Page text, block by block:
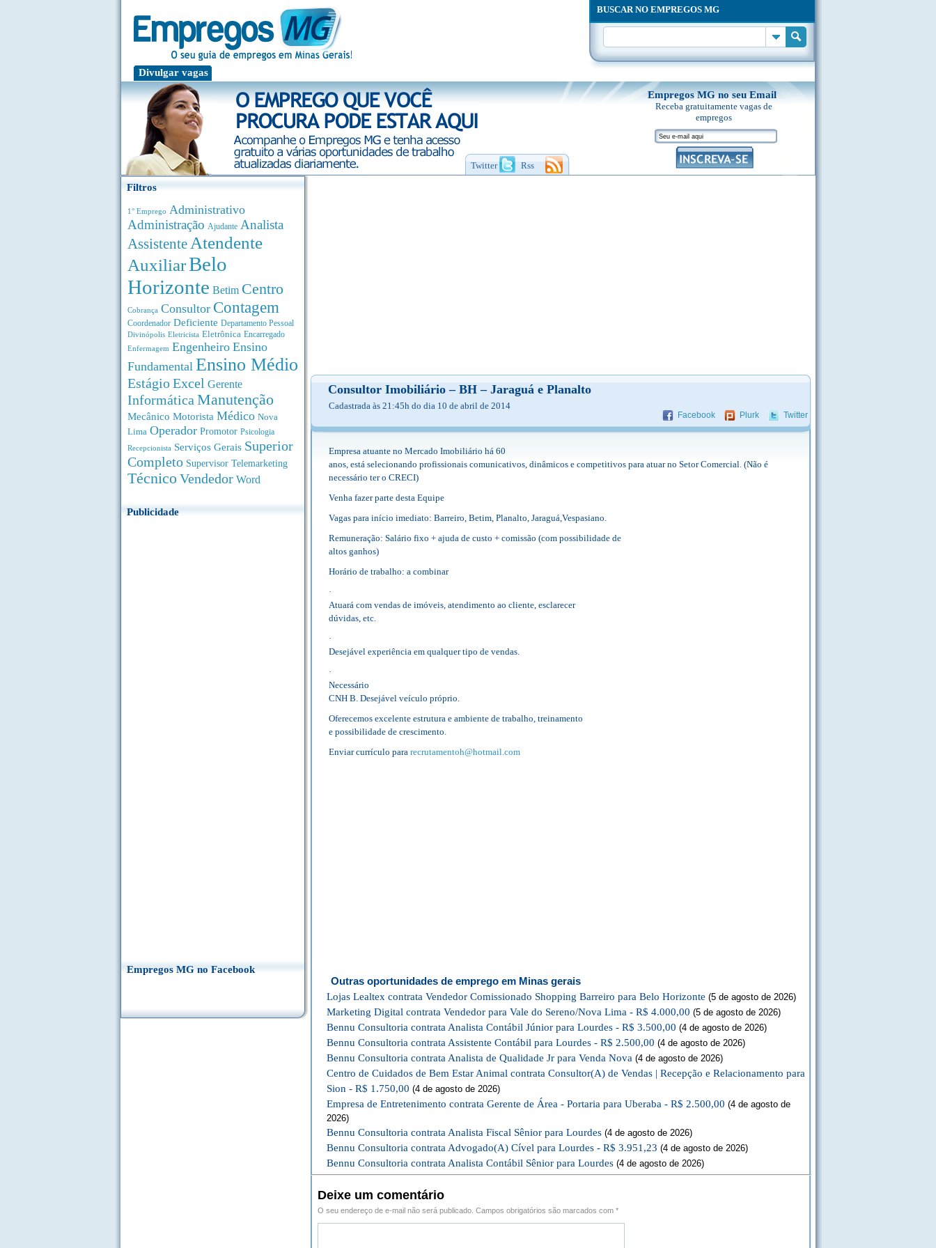
Divulgar vagas
BUSCAR NO EMPREGOS MG
Twitter Rss
Empregos MG no seu Email
Receba gratuitamente vagas de
empregos
Filtros
1° Emprego Administrativo
Administração Ajudante Analista
Assistente Atendente
AuxiliarBelo
Horizonte Betim Centro
Cobrança Consultor Contagem
Coordenador Deficiente Departamento Pessoal
Divinópolis Eletricista Eletrônica Encarregado
Enfermagem Engenheiro Ensino
Fundamental Ensino Médio
EstágioExcel Gerente
Informática Manutenção
Mecânico Motorista Médico Nova
Lima Operador Promotor Psicologia
Recepcionista Serviços Gerais Superior
Completo Supervisor Telemarketing
TécnicoVendedor Word
Publicidade
Empregos MG no Facebook
Consultor Imobiliário – BH – Jaraguá e Planalto
Cadastrada às 21:45h do dia 10 de abril de 2014
Facebook Plurk Twitter
Empresa atuante no Mercado Imobiliário há 60
anos, está selecionando profissionais comunicativos, dinâmicos e competitivos para atuar no Setor Comercial. (Não é
necessário ter o CRECI)
Venha fazer parte desta Equipe
Vagas para início imediato: Barreiro, Betim, Planalto, Jaraguá,Vespasiano.
Remuneração: Salário fixo + ajuda de custo + comissão (com possibilidade de
altos ganhos)
Horário de trabalho: a combinar
·
Atuará com vendas de imóveis, atendimento ao cliente, esclarecer
dúvidas, etc.
·
Desejável experiência em qualquer tipo de vendas.
·
Necessário
CNH B. Desejável veículo próprio.
Oferecemos excelente estrutura e ambiente de trabalho, treinamento
e possibilidade de crescimento.
Enviar currículo para recrutamentoh@hotmail.com
Outras oportunidades de emprego em Minas gerais
Lojas Lealtex contrata Vendedor Comissionado Shopping Barreiro para Belo Horizonte (5 de agosto de 2026)
Marketing Digital contrata Vendedor para Vale do Sereno/Nova Lima - R$ 4.000,00 (5 de agosto de 2026)
Bennu Consultoria contrata Analista Contábil Júnior para Lourdes - R$ 3.500,00 (4 de agosto de 2026)
Bennu Consultoria contrata Assistente Contábil para Lourdes - R$ 2.500,00 (4 de agosto de 2026)
Bennu Consultoria contrata Analista de Qualidade Jr para Venda Nova (4 de agosto de 2026)
Centro de Cuidados de Bem Estar Animal contrata Consultor(A) de Vendas | Recepção e Relacionamento para
Sion - R$ 1.750,00 (4 de agosto de 2026)
Empresa de Entretenimento contrata Gerente de Área - Portaria para Uberaba - R$ 2.500,00 (4 de agosto de
2026)
Bennu Consultoria contrata Analista Fiscal Sênior para Lourdes (4 de agosto de 2026)
Bennu Consultoria contrata Advogado(A) Cível para Lourdes - R$ 3.951,23 (4 de agosto de 2026)
Bennu Consultoria contrata Analista Contábil Sênior para Lourdes (4 de agosto de 2026)
Deixe um comentário
O seu endereço de e-mail não será publicado. Campos obrigatórios são marcados com *